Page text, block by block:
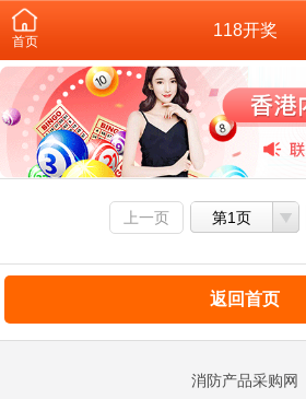
首页
118开奖
上一页 第1页
返回首页
消防产品采购网